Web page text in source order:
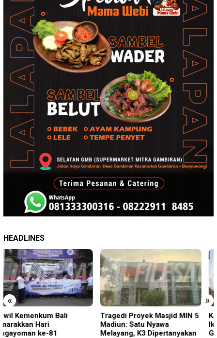
HEADLINES
« »
Tragedi Proyek Masjid MIN 5
Madiun: Satu Nyawa
Melayang, K3 Dipertanyakan
KA BIAS Terhenti, Lima KA
Ikut Terdampak, KAI Daop 7
Gerak Cepat Pulihkan